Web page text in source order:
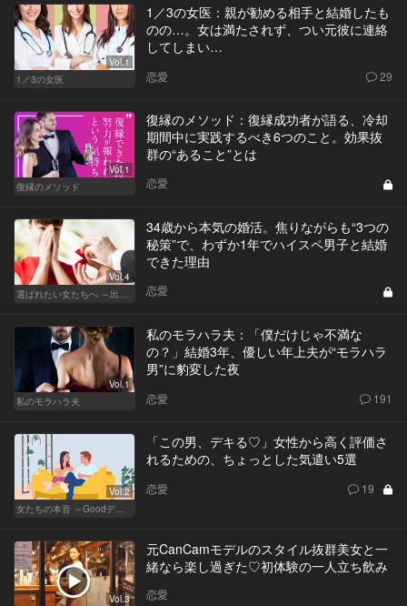
Vol.1
1／3の女医
1／3の女医：親が勧める相手と結婚したも
のの…。女は満たされず、つい元彼に連絡
してしまい…
恋愛 29
Vol.1
復縁のメソッド
復縁のメソッド：復縁成功者が語る、冷却
期間中に実践するべき6つのこと。効果抜
群の“あること”とは
恋愛
Vol.4
34歳から本気の婚活。焦りながらも“3つの
秘策”で、わずか1年でハイスペ男子と結婚
できた理由
恋愛
Vol.1
私のモラハラ夫
私のモラハラ夫：「僕だけじゃ不満な
の？」結婚3年、優しい年上夫が“モラハラ
男”に豹変した夜
恋愛 191
Vol.2
「この男、デキる♡」女性から高く評価さ
れるための、ちょっとした気遣い5選
恋愛 19
Vol.3
元CanCamモデルのスタイル抜群美女と一
緒なら楽し過ぎた♡初体験の一人立ち飲み
恋愛